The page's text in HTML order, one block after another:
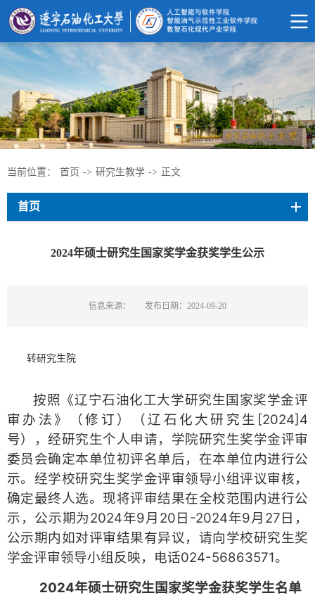
当前位置： 首页 -> 研究生教学 -> 正文
首页
2024年硕士研究生国家奖学金获奖学生公示
信息来源： 发布日期：2024-09-20
转研究生院
按照《辽宁石油化工大学研究生国家奖学金评
审办法》（修订）（辽石化大研究生[2024]4
号），经研究生个人申请，学院研究生奖学金评审
委员会确定本单位初评名单后，在本单位内进行公
示。经学校研究生奖学金评审领导小组评议审核，
确定最终人选。现将评审结果在全校范围内进行公
示，公示期为2024年9月20日-2024年9月27日，
公示期内如对评审结果有异议，请向学校研究生奖
学金评审领导小组反映，电话024-56863571。
2024年硕士研究生国家奖学金获奖学生名单